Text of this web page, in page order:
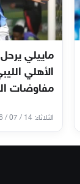
ماييلي
الأهلي
مفاوضات
الثلاثاء: 14 / 07 / 2026